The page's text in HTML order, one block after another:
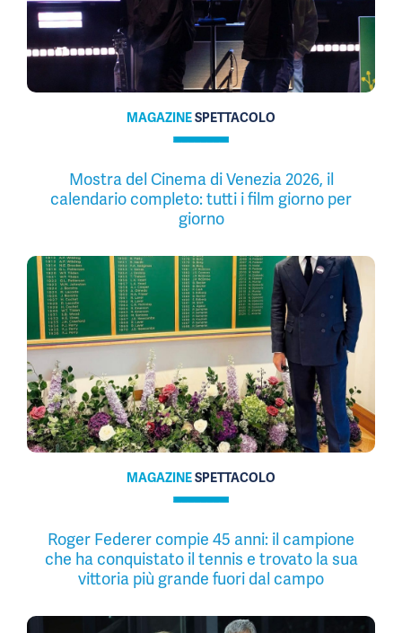
MAGAZINESPETTACOLO
Mostra del Cinema di Venezia 2026, il
calendario completo: tutti i film giorno per
giorno
MAGAZINESPETTACOLO
Roger Federer compie 45 anni: il campione
che ha conquistato il tennis e trovato la sua
vittoria più grande fuori dal campo